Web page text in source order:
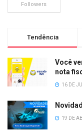
Followers
Tendência
Você
nota
16 DE
19 DE